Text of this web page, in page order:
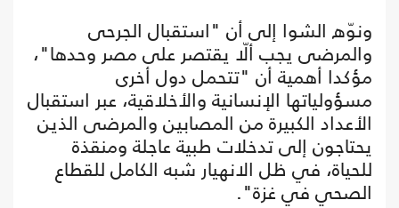
ونوّه الشوا إلى أن "استقبال الجرحى
والمرضى يجب ألّا يقتصر على مصر وحدها"،
مؤكدا أهمية أن "تتحمل دول أخرى
مسؤولياتها الإنسانية والأخلاقية، عبر استقبال
الأعداد الكبيرة من المصابين والمرضى الذين
يحتاجون إلى تدخلات طبية عاجلة ومنقذة
للحياة، في ظل الانهيار شبه الكامل للقطاع
الصحي في غزة".